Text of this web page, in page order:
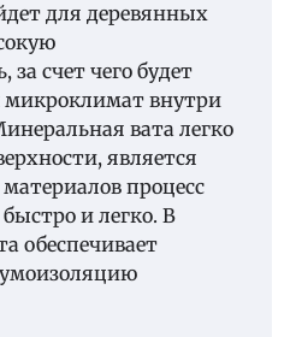
для деревянных
счет чего будет
микроклимат внутри
вата легко
является
процесс
и легко. В
обеспечивает